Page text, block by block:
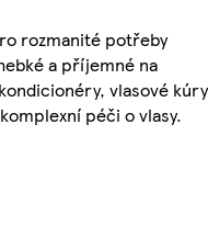
rozmanité potřeby
a příjemné na
vlasové kúry
péči o vlasy.